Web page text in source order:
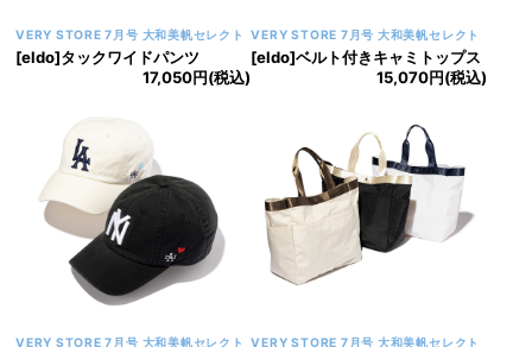
VERY STORE 7月号 大和美帆セレクト
[eldo]タックワイドパンツ
17,050円(税込)
VERY STORE 7月号 大和美帆セレクト
[eldo]ベルト付きキャミトップス
15,070円(税込)
VERY STORE 7月号 大和美帆セレクト VERY STORE 7月号 大和美帆セレクト